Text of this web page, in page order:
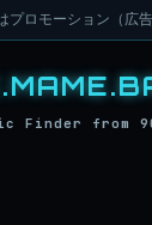
プロモーション（広